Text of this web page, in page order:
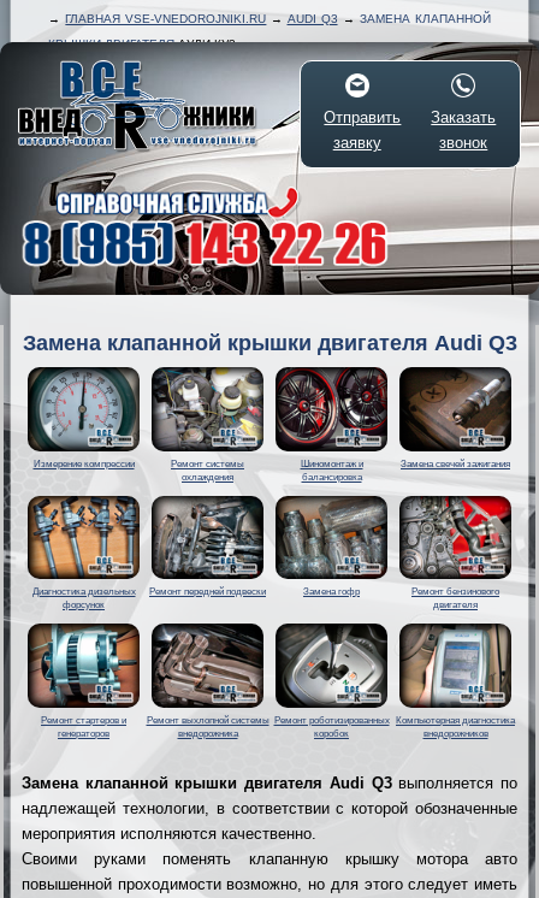
→ГЛАВНАЯ VSE-VNEDOROJNIKI.RU → AUDI Q3→ ЗАМЕНА КЛАПАННОЙ
КРЫШКИ ДВИГАТЕЛЯАУДИ КУ3
Отправить
заявку
Заказать
звонок
Замена клапанной крышки двигателя Audi Q3
Измерение компрессии
Ремонт системы
охлаждения
Шиномонтаж и
балансировка
Замена свечей зажигания
Диагностика дизельных
форсунок
Ремонт передней подвески Замена гофр
Ремонт бензинового
двигателя
Ремонт стартеров и
генераторов
Ремонт выхлопной системы
внедорожника
Ремонт роботизированных
коробок
Компьютерная диагностика
внедорожников
Замена клапанной крышки двигателя Audi Q3выполняется по
надлежащей технологии, в соответствии с которой обозначенные
мероприятия исполняются качественно.
Своими руками поменять клапанную крышку мотора авто
повышенной проходимости возможно, но для этого следует иметь